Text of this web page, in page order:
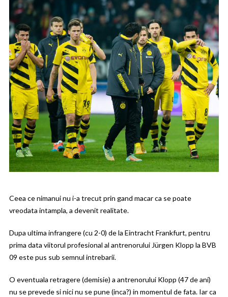
Ceea ce nimanui nu i-a trecut prin gand macar ca se poate
vreodata intampla, a devenit realitate.
Dupa ultima infrangere (cu 2-0) de la Eintracht Frankfurt, pentru
prima data viitorul profesional al antrenorului Jürgen Klopp la BVB
09 este pus sub semnul intrebarii.
O eventuala retragere (demisie) a antrenorului Klopp (47 de ani)
nu se prevede si nici nu se pune (inca?) in momentul de fata. Iar ca